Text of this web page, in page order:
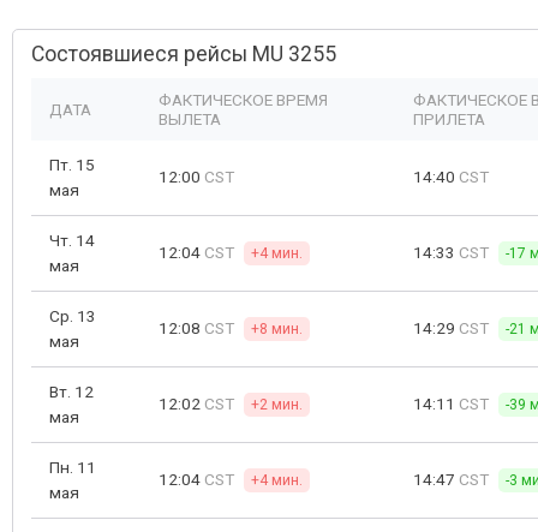
Состоявшиеся рейсы MU 3255
ДАТА
ФАКТИЧЕСКОЕ ВРЕМЯ
ВЫЛЕТА
ФАКТИЧЕСКОЕ
ПРИЛЕТА
Пт. 15
мая
12:00 CST 14:40 CST
Чт. 14
мая
12:04 CST +4 мин. 14:33 CST -17
Ср. 13
мая
12:08 CST +8 мин. 14:29 CST -21
Вт. 12
мая
12:02 CST +2 мин. 14:11 CST -39
Пн. 11
мая
12:04 CST +4 мин. 14:47 CST -3